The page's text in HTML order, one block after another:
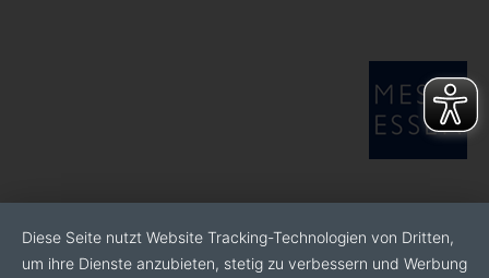
Diese Seite nutzt Website Tracking-Technologien von Dritten,
um ihre Dienste anzubieten, stetig zu verbessern und Werbung